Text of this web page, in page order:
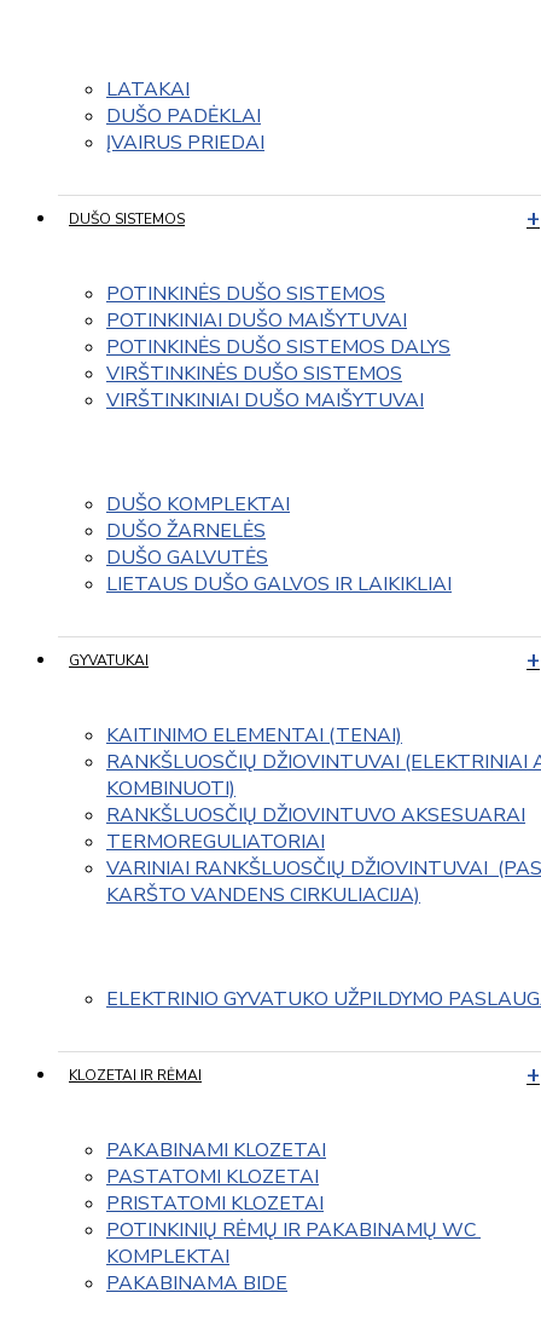
LATAKAI
DUŠO PADĖKLAI
ĮVAIRUS PRIEDAI
DUŠO SISTEMOS
POTINKINĖS DUŠO SISTEMOS
POTINKINIAI DUŠO MAIŠYTUVAI
POTINKINĖS DUŠO SISTEMOS DALYS
VIRŠTINKINĖS DUŠO SISTEMOS
VIRŠTINKINIAI DUŠO MAIŠYTUVAI
DUŠO KOMPLEKTAI
DUŠO ŽARNELĖS
DUŠO GALVUTĖS
LIETAUS DUŠO GALVOS IR LAIKIKLIAI
GYVATUKAI
KAITINIMO ELEMENTAI (TENAI)
RANKŠLUOSČIŲ DŽIOVINTUVAI (ELEKTRINIAI
KOMBINUOTI)
RANKŠLUOSČIŲ DŽIOVINTUVO AKSESUARAI
TERMOREGULIATORIAI
VARINIAI RANKŠLUOSČIŲ DŽIOVINTUVAI
KARŠTO VANDENS CIRKULIACIJA)
ELEKTRINIO GYVATUKO UŽPILDYMO
KLOZETAI IR RĖMAI
PAKABINAMI KLOZETAI
PASTATOMI KLOZETAI
PRISTATOMI KLOZETAI
POTINKINIŲ RĖMŲ IR PAKABINAMŲ WC
KOMPLEKTAI
PAKABINAMA BIDE